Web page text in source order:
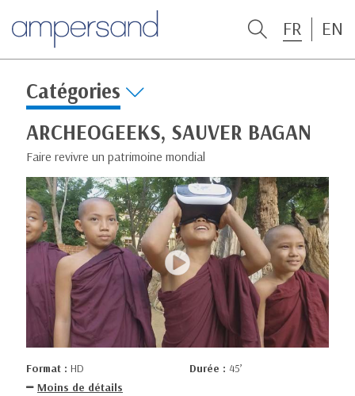
FR EN
Catégories
ARCHEOGEEKS, SAUVER BAGAN
Faire revivre un patrimoine mondial
Format : HD Durée : 45’
Moins de détails